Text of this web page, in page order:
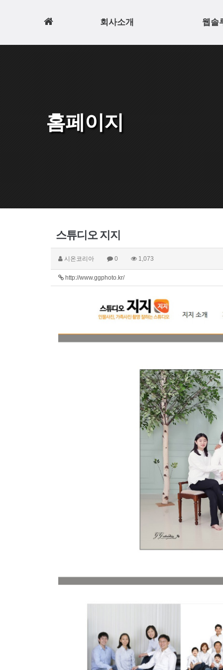
홈
회사소개 웹솔
홈페이지
스튜디오 지지
시온코리아 0 1,073
http://www.ggphoto.kr/